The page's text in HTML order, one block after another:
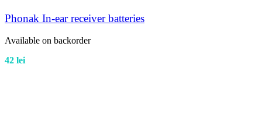
Phonak In-ear receiver batteries
Available on backorder
42 lei